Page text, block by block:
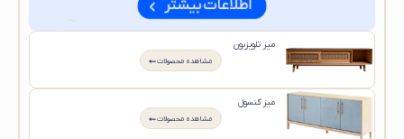
میز تلویزیون
مشاهده محصولات
میز کنسول
مشاهده محصولات